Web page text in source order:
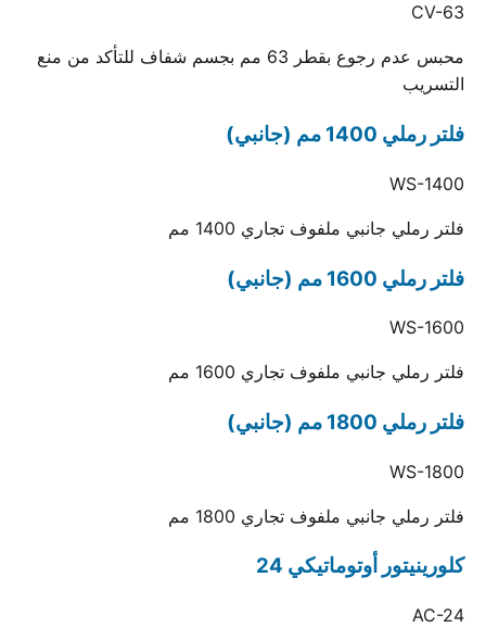
CV-63
محبس عدم رجوع بقطر 63 مم بجسم شفاف للتأكد من منع
التسريب
فلتر رملي 1400 مم (جانبي)
WS-1400
فلتر رملي جانبي ملفوف تجاري 1400 مم
فلتر رملي 1600 مم (جانبي)
WS-1600
فلتر رملي جانبي ملفوف تجاري 1600 مم
فلتر رملي 1800 مم (جانبي)
WS-1800
فلتر رملي جانبي ملفوف تجاري 1800 مم
كلورينيتور أوتوماتيكي 24
AC-24